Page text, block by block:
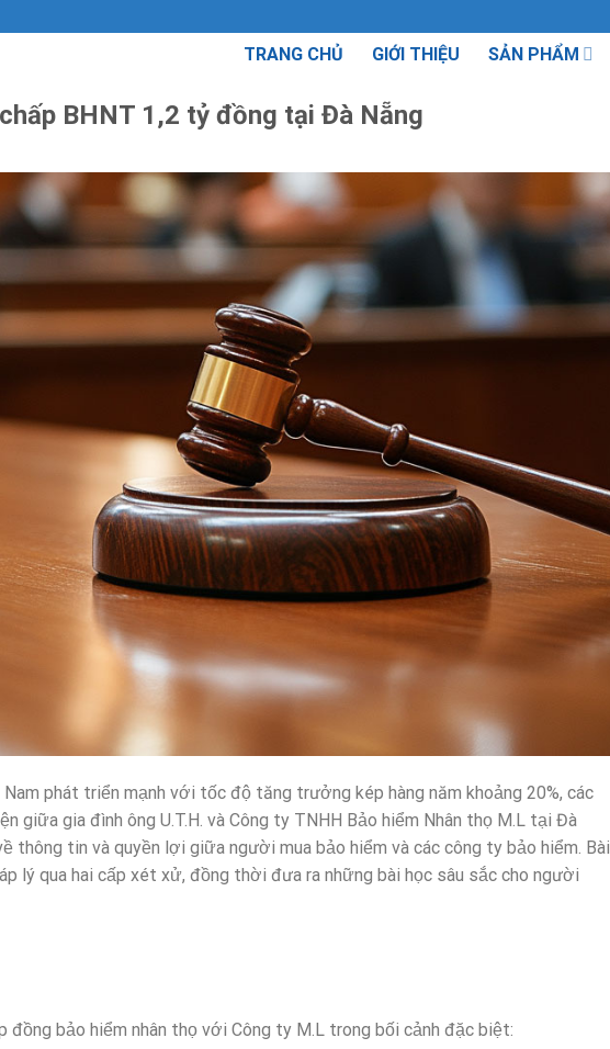
TRANG CHỦ GIỚI THIỆU SẢN PHẨM
BHNT 1,2 tỷ đồng tại Đà Nẵng
phát triển mạnh với tốc độ tăng trưởng kép hàng năm khoảng 20%, các
giữa gia đình ông U.T.H. và Công ty TNHH Bảo hiểm Nhân thọ M.L tại Đà
thông tin và quyền lợi giữa người mua bảo hiểm và các công ty bảo hiểm. Bài
lý qua hai cấp xét xử, đồng thời đưa ra những bài học sâu sắc cho người
đồng bảo hiểm nhân thọ với Công ty M.L trong bối cảnh đặc biệt: